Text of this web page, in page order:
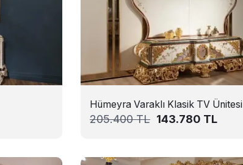
Hümeyra Varaklı Klasik TV Ünitesi
205.400TL 143.780 TL